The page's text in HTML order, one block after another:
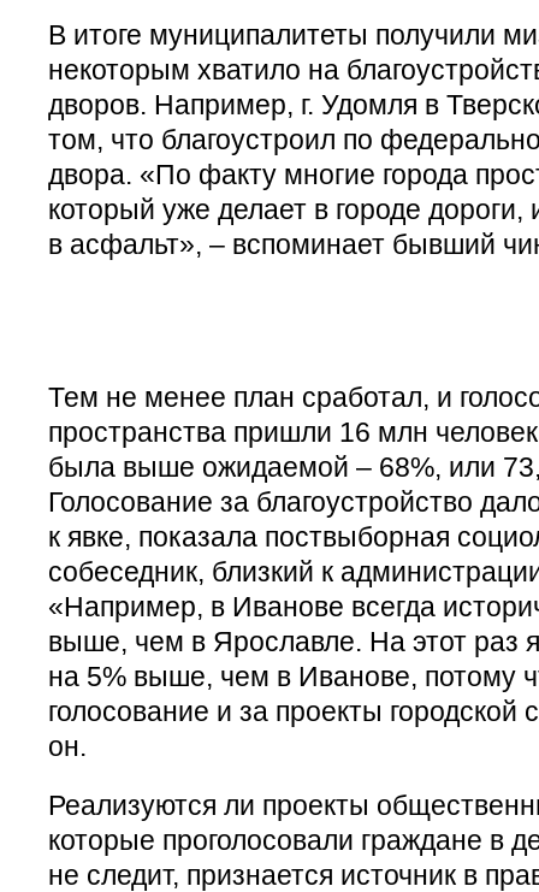
В итоге муниципалитеты получили
некоторым хватило на
дворов. Например, г. Удомля в
том, что благоустроил по
двора. «По факту многие города
который уже делает в городе
в асфальт», – вспоминает бывший
Тем не менее план сработал, и
пространства пришли 16 млн
была выше ожидаемой – 68%, или
Голосование за благоустройство
к явке, показала поствыборная
собеседник, близкий к
«Например, в Иванове всегда
выше, чем в Ярославле. На этот раз
на 5% выше, чем в Иванове, потому
голосование и за проекты городской
он.
Реализуются ли проекты
которые проголосовали граждане в
не следит, признается источник в